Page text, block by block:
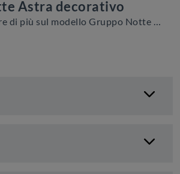
Astra decorativo
Se desideri sapere di più sul modello Gruppo Notte Astra decorativo, clicca e scopri i Comodini e comò Adriatica ideali per la tua zona del riposo.